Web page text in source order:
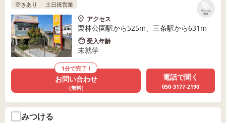
リストに
保存
空きあり 土日祝営業
アクセス
栗林公園駅から525m、三条駅から631m
受入年齢
未就学
1分で完了！
お問い合わせ
（無料）
電話で聞く
050-3177-2190
みつける